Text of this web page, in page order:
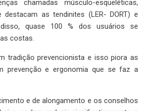
chamadas músculo-esqueléticas,
as tendinites (LER- DORT) e
quase 100 % dos usuários se
costas.
tradição prevencionista e isso piora as
prevenção e ergonomia que se faz a
e de alongamento e os conselhos